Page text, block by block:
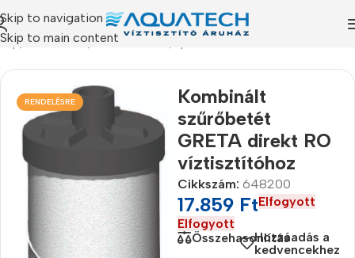
Skip to navigation
Skip to main content
/ Termékeink/Szűrőbetétek
RENDELÉSRE
Kombinált
szűrőbetét
GRETA direkt RO
víztisztítóhoz
Cikkszám: 648200
17.859 FtElfogyott
Elfogyott
ÖsszehasonlításHozzáadás a
kedvencekhez